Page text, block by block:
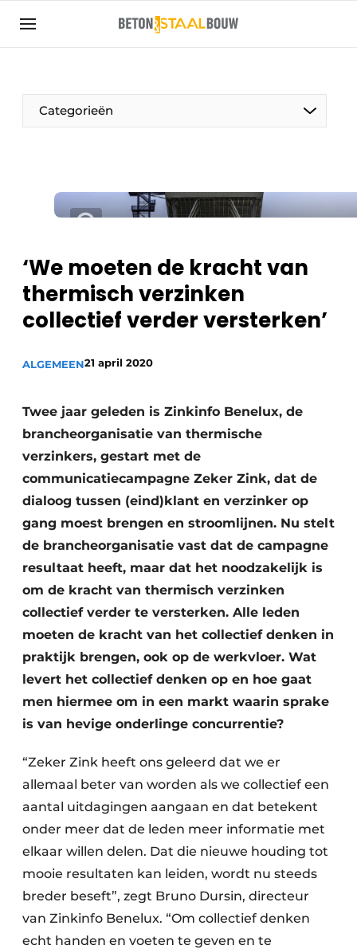
Aanmelden
Artikelen
Bedrijven
Contact
Evenement aanmelden
Meest gelezen
Nieuwsbrief
Privacy / Cookie statement
Video’s
Categorieën
‘We moeten de kracht van
thermisch verzinken
collectief verder versterken’
ALGEMEEN21 april 2020
Twee jaar geleden is Zinkinfo Benelux, de
brancheorganisatie van thermische
verzinkers, gestart met de
communicatiecampagne Zeker Zink, dat de
dialoog tussen (eind)klant en verzinker op
gang moest brengen en stroomlijnen. Nu stelt
de brancheorganisatie vast dat de campagne
resultaat heeft, maar dat het noodzakelijk is
om de kracht van thermisch verzinken
collectief verder te versterken. Alle leden
moeten de kracht van het collectief denken in
praktijk brengen, ook op de werkvloer. Wat
levert het collectief denken op en hoe gaat
men hiermee om in een markt waarin sprake
is van hevige onderlinge concurrentie?
“Zeker Zink heeft ons geleerd dat we er
allemaal beter van worden als we collectief een
aantal uitdagingen aangaan en dat betekent
onder meer dat de leden meer informatie met
elkaar willen delen. Dat die nieuwe houding tot
mooie resultaten kan leiden, wordt nu steeds
breder beseft”, zegt Bruno Dursin, directeur
van Zinkinfo Benelux. “Om collectief denken
echt handen en voeten te geven en te